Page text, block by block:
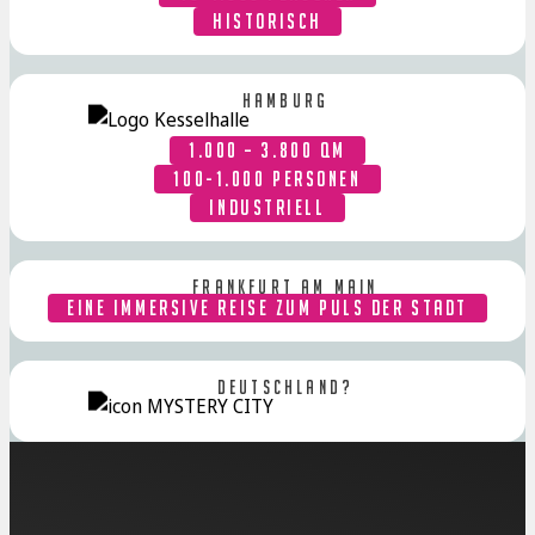
HISTORISCH
Hamburg
1.000 – 3.800 QM
100-1.000 PERSONEN
INDUSTRIELL
Frankfurt am Main
EINE IMMERSIVE REISE ZUM PULS DER STADT
Deutschland?